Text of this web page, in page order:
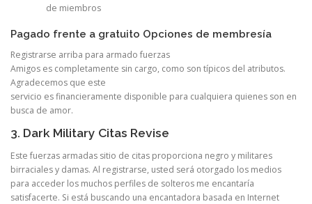
de miembros
Pagado frente a gratuito Opciones de membresía
Registrarse arriba para armado fuerzas
Amigos es completamente sin cargo, como son típicos del atributos.
Agradecemos que este
servicio es financieramente disponible para cualquiera quienes son en
busca de amor.
3. Dark Military Citas Revise
Este fuerzas armadas sitio de citas proporciona negro y militares
birraciales y damas. Al registrarse, usted será otorgado los medios
para acceder los muchos perfiles de solteros me encantaría
satisfacerte. Si está buscando una encantadora basada en Internet